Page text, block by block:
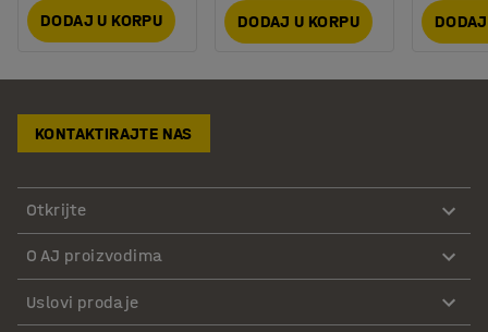
DODAJ U KORPU DODAJ U KORPU
KONTAKTIRAJTE NAS
Otkrijte
O AJ proizvodima
Uslovi prodaje